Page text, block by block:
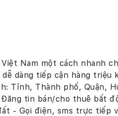
Nam một cách nhanh
dàng tiếp cận hàng triệu
Tỉnh, Thành phố, Quận,
tin bán/cho thuê bất
- Gọi điện, sms trực tiếp